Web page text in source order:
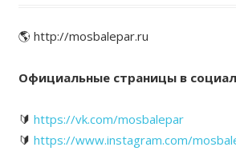
🌎 http://mosbalepar.ru
Официальные страницы в
🔰 https://vk.com/mosbalepar
🔰 https://www.instagram.com/